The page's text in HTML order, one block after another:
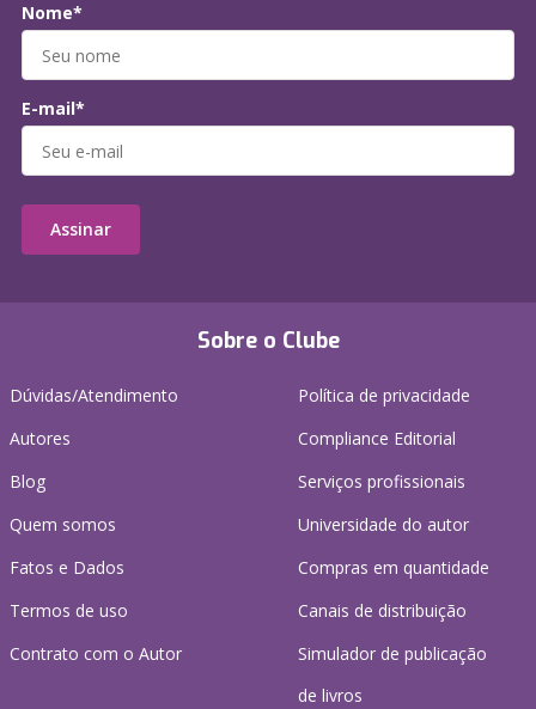
Sobre o Clube
Dúvidas/Atendimento
Autores
Blog
Quem somos
Fatos e Dados
Termos de uso
Contrato com o Autor
Política de privacidade
Compliance Editorial
Serviços profissionais
Universidade do autor
Compras em quantidade
Canais de distribuição
Simulador de publicação
de livros
Nome*
E-mail*
Assinar